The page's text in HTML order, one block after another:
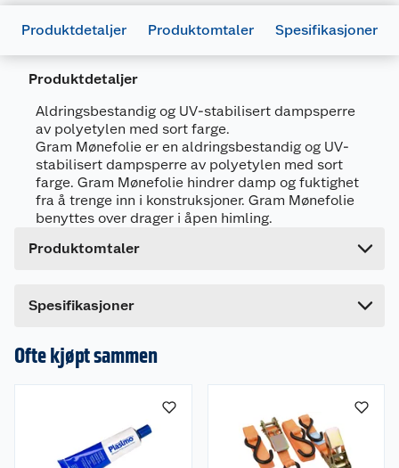
Produktdetaljer Produktomtaler Spesifikasjoner
Produktdetaljer
Aldringsbestandig og UV-stabilisert dampsperre
av polyetylen med sort farge.
Gram Mønefolie er en aldringsbestandig og UV-
stabilisert dampsperre av polyetylen med sort
farge. Gram Mønefolie hindrer damp og fuktighet
fra å trenge inn i konstruksjoner. Gram Mønefolie
benyttes over drager i åpen himling.
Produktomtaler
Spesifikasjoner
Generelt
Artikkelnummer
Leverandørens artikkelnummer
912584
Størrelse
0.5 X 25 M
Forpakningsmål
Bruttovekt
1.7 kg
Høyde
Ofte kjøpt sammen